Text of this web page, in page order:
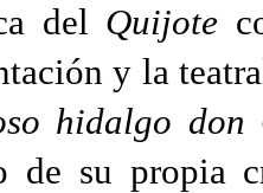
del Quijote
y la
hidalgo
de su propia